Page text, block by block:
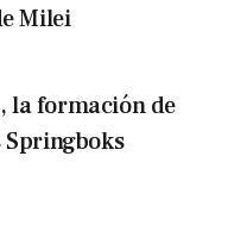
Milei
la formación de
Springboks